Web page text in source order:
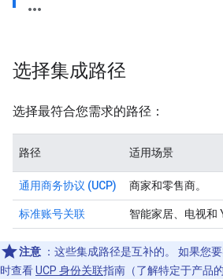
选择集成路径
选择最符合您需求的路径：
路径 适用场景
通用商务协议 (UCP) 商家和零售商。
标准账号关联 智能家居、电视和
注意 ：这些集成路径是互补的。 如果您
时查看UCP 身份关联指南（了解特定于产品